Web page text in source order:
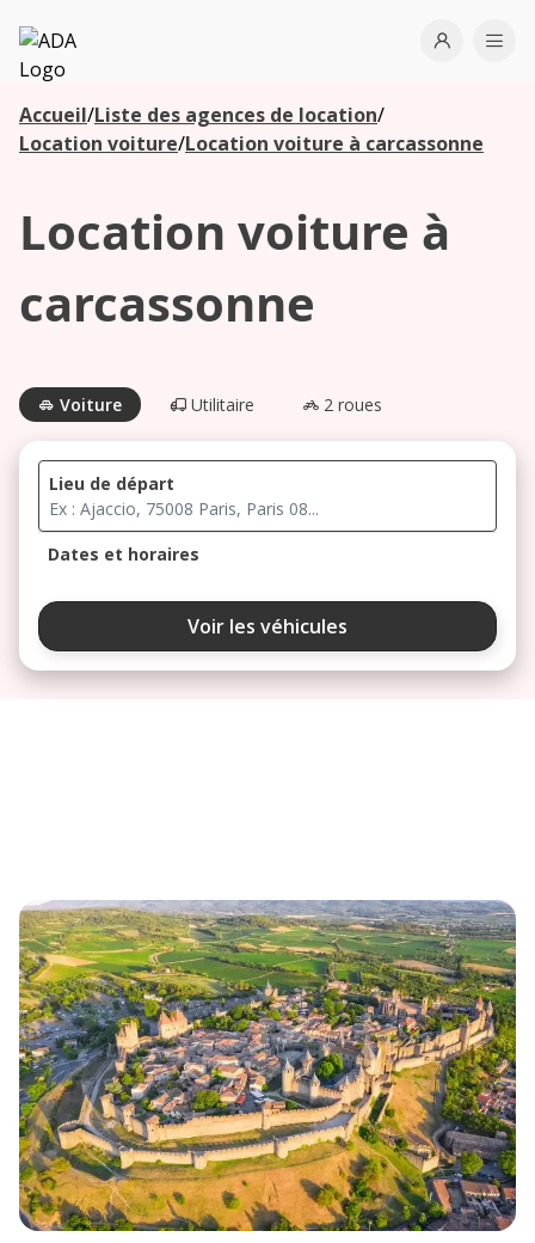
ADA
Open
Accueil/Liste des agences de location/
Location voiture/Location voiture à carcassonne
Location voiture à
carcassonne
Voiture Utilitaire 2 roues
Lieu de départ
Dates et horaires
août 2026
ma me
24 25 26 27 28
31
septembre 2026
lu ma me je
ve
1
2 3 4
7 8 9 10 11
14 15 16 17 18
21 22 23 24 25
Voir les véhicules
Les
agences à
votre
agences à
proximité